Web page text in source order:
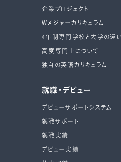
企業プロジェクト
Wメジャーカリキュラム
4年制専⾨学校と⼤学の違
高度専門士について
独自の英語カリキュラム
就職・デビュー
デビューサポートシステム
就職サポート
就職実績
デビュー実績